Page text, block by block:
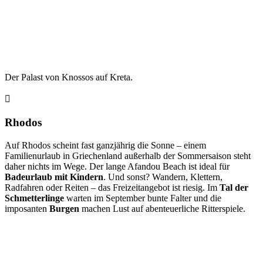
Der Palast von Knossos auf Kreta.
Rhodos
Auf Rhodos scheint fast ganzjährig die Sonne – einem
Familienurlaub in Griechenland außerhalb der Sommersaison steht
daher nichts im Wege. Der lange Afandou Beach ist ideal für
Badeurlaub mit Kindern. Und sonst? Wandern, Klettern,
Radfahren oder Reiten – das Freizeitangebot ist riesig. Im Tal der
Schmetterlinge warten im September bunte Falter und die
imposanten Burgen machen Lust auf abenteuerliche Ritterspiele.